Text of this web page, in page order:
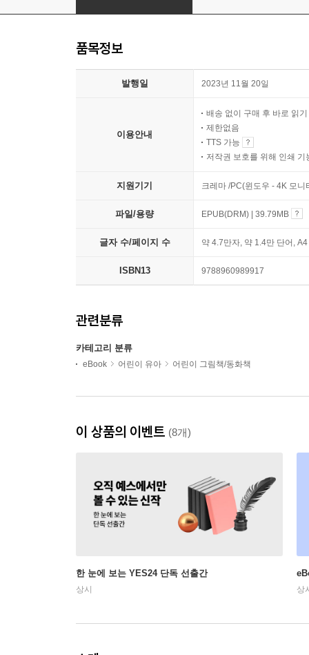
품목정보
발행일 2023년 11월 20일
이용안내
배송 없이 구매 후 바로 읽기
제한없음
TTS 가능
저작권 보호를 위해 인쇄 기
지원기기 크레마 /PC(윈도우 - 4K 모
파일/용량 EPUB(DRM) | 39.79MB
글자 수/페이지 수 약 4.7만자, 약 1.4만 단어,
ISBN13 9788960989917
관련분류
카테고리 분류
eBook 어린이 유아 어린이 그림책/동화책
이 상품의 이벤트 (8개)
한 눈에 보는 YES24 단독 선출간
상시 상